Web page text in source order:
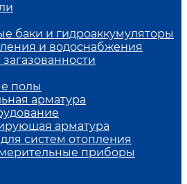
баки и гидроаккумуляторы
и водоснабжения
полы
арматура
арматура
систем отопления
приборы